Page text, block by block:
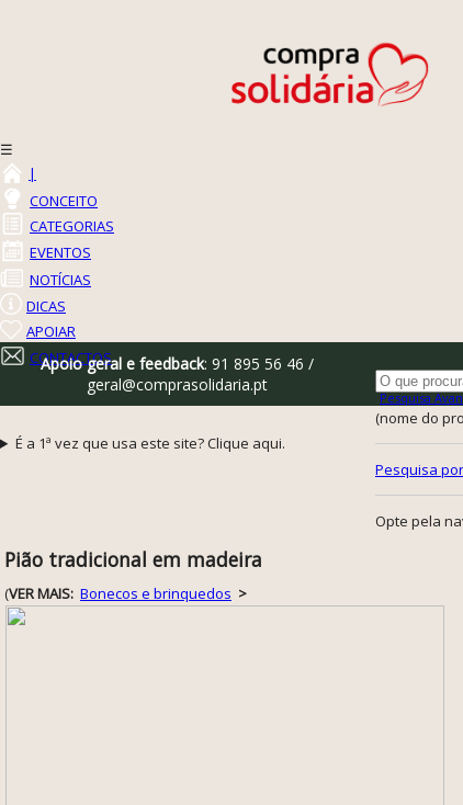
☰
|
CONCEITO
CATEGORIAS
EVENTOS
NOTÍCIAS
DICAS
APOIAR
CONTACTOS
Pesquisa
(nome do
Pesquisa
Opte pela
Apoio geral e feedback: 91 895 56 46 /
geral@comprasolidaria.pt
É a 1ª vez que usa este site? Clique aqui.
Pião tradicional em madeira
(VER MAIS: Bonecos e brinquedos >